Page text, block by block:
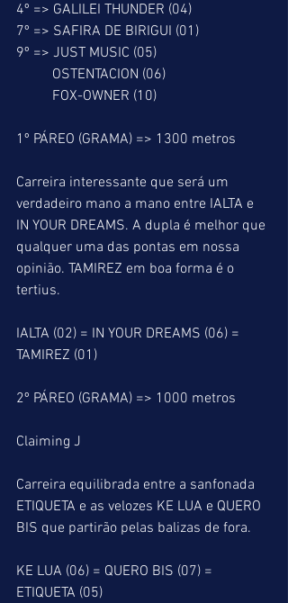
4º => GALILEI THUNDER (04)
7º => SAFIRA DE BIRIGUI (01)
9º => JUST MUSIC (05)
          OSTENTACION (06)
          FOX-OWNER (10)
1º PÁREO (GRAMA) => 1300 metros
Carreira interessante que será um
verdadeiro mano a mano entre IALTA e
IN YOUR DREAMS. A dupla é melhor que
qualquer uma das pontas em nossa
opinião. TAMIREZ em boa forma é o
tertius.
IALTA (02) = IN YOUR DREAMS (06) =
TAMIREZ (01)
2º PÁREO (GRAMA) => 1000 metros
Claiming J
Carreira equilibrada entre a sanfonada
ETIQUETA e as velozes KE LUA e QUERO
BIS que partirão pelas balizas de fora.
KE LUA (06) = QUERO BIS (07) =
ETIQUETA (05)